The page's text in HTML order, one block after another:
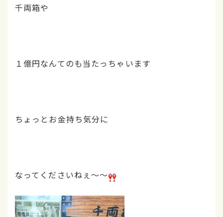
千両箱や
１億円なんてのも当たっちゃいます
ちょっとお金持ち気分に
なってくださいねぇ～～